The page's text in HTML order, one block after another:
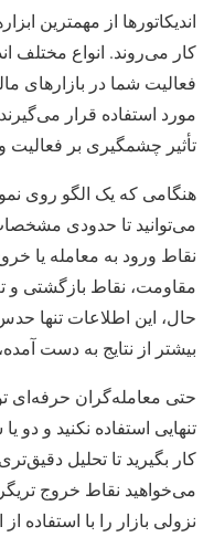
اندیکاتورها از مهمترین
کار می‌روند. انواع مختلف
فعالیت شما در بازارهای
مورد استفاده قرار
تأثیر چشمگیری بر فعالیت
هنگامی که یک الگو روی
می‌توانید تا حدودی
نقاط ورود به معامله یا
مقاومت، نقاط بازگشتی و
حال، این اطلاعات تنها
بیشتر از نتایج به دست آمده،
حتی معامله‌گران حرفه‌ای
تنهایی استفاده نکنید و دو
کار بگیرید تا تحلیل
می‌خواهید نقاط خروج
نزولی بازار را با استفاده